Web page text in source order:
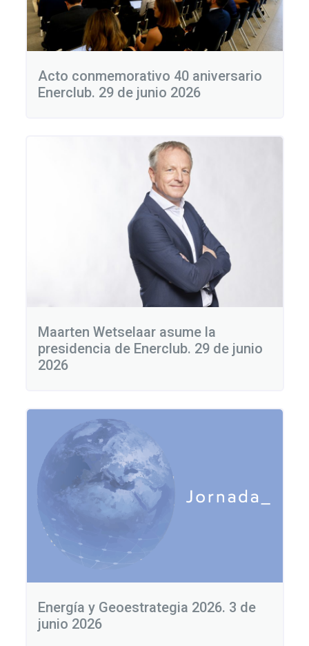
Acto conmemorativo 40 aniversario
Enerclub. 29 de junio 2026
Maarten Wetselaar asume la
presidencia de Enerclub. 29 de junio
2026
Energía y Geoestrategia 2026. 3 de
junio 2026